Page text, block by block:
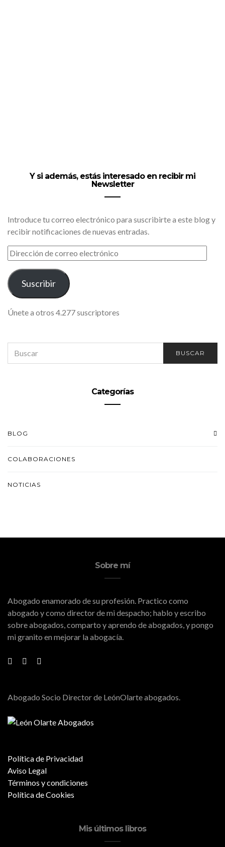
Y si además, estás interesado en recibir mi
Newsletter
Introduce tu correo electrónico para suscribirte a este blog y
recibir notificaciones de nuevas entradas.
DIRECCIÓN
DE
CORREO
ELECTRÓNICO
Suscribir
Únete a otros 4.277 suscriptores
FOR:
BUSCAR
Categorías
BLOG
COLABORACIONES
NOTICIAS
Sobre mí
Abogado enamorado de su profesión. Practico como
abogado y como director de mi despacho; hablo y escribo
sobre abogados, comparto y aprendo de abogados, y pongo
mi granito en mejorar la abogacía.
Abogado Socio Director de LeónOlarte abogados.
Política de Privacidad
Aviso Legal
Términos y condiciones
Política de Cookies
Mis últimos libros